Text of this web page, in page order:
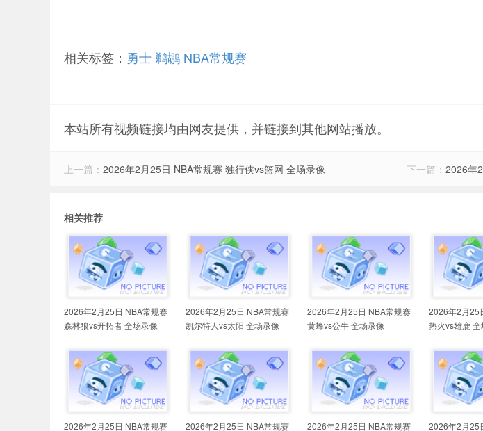
相关标签： 勇士 鹈鹕 NBA常规赛
本站所有视频链接均由网友提供，并链接到其他网站播放。
上一篇： 2026年2月25日 NBA常规赛 独行侠vs篮网 全场录像 下一篇： 2026年
相关推荐
2026年2月25日 NBA常规赛
森林狼vs开拓者 全场录像
2026年2月25日 NBA常规赛
凯尔特人vs太阳 全场录像
2026年2月25日 NBA常规赛
黄蜂vs公牛 全场录像
2026年2月25
热火vs雄鹿 全
2026年2月25日 NBA常规赛 2026年2月25日 NBA常规赛 2026年2月25日 NBA常规赛 2026年2月25